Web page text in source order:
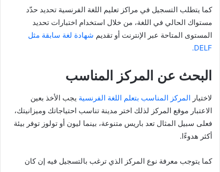
كما يتطلب التسجيل في مراكز تعليم اللغة الفرنسية تحديد حدّد
مستواك الحالي في اللغة، من خلال استخدام اختبارات تحديد
المستوى المتاحة عبر الإنترنت أو تقديم شهادة لغة سابقة مثل
DELF.
البحث عن المركز المناسب
لاختيار المركز المناسب بتعلم اللغة الفرنسية يجب الأخذ بعين
الاعتبار موقع المركز لذلك اختر مدينة تناسب احتياجاتك وميزانيتك،
فعلى سبيل المثال تعد باريس متنوعة، بينما ليون أو تولوز توفر بيئة
أكثر هدوءًا.
كما يتوجب معرفة نوع المركز الذي ترغب بالتسجيل فيه إن كان